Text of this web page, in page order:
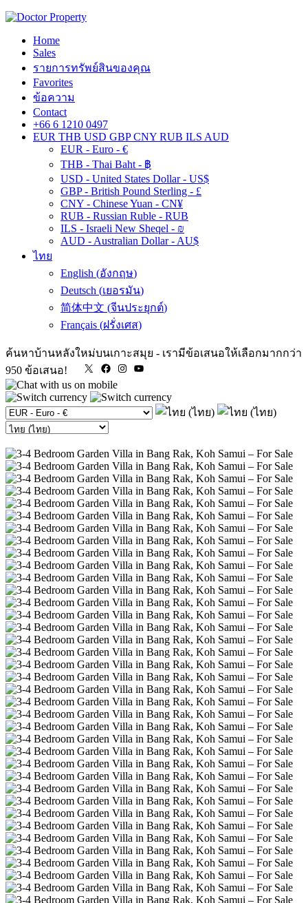
Home
Sales
รายการทรัพย์สินของคุณ
Favorites
ข้อความ
Contact
+66 6 1210 0497
EUR THB USD GBP CNY RUB ILS AUD
EUR - Euro - €
THB - Thai Baht - ฿
USD - United States Dollar - US$
GBP - British Pound Sterling - £
CNY - Chinese Yuan - CN¥
RUB - Russian Ruble - RUB
ILS - Israeli New Sheqel - ₪
AUD - Australian Dollar - AU$
ไทย
English (อังกฤษ)
Deutsch (เยอรมัน)
简体中文 (จีนประยุกต์)
Français (ฝรั่งเศส)
ค้นหาบ้านหลังใหม่บนเกาะสมุย - เรามีข้อเสนอให้เลือกมากกว่า
950 ข้อเสนอ!
X FacebookInstagram